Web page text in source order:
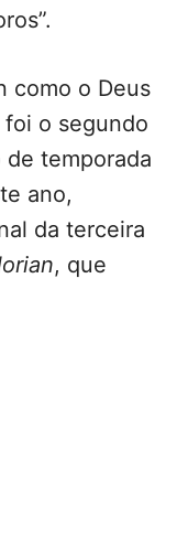
como o Deus
foi o segundo
temporada
ano,
da terceira
, que